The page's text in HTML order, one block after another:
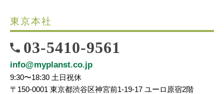
東京本社
03-5410-9561
info@myplanst.co.jp
9:30〜18:30 土日祝休
〒150-0001 東京都渋谷区神宮前1-19-17 ユーロ原宿2階